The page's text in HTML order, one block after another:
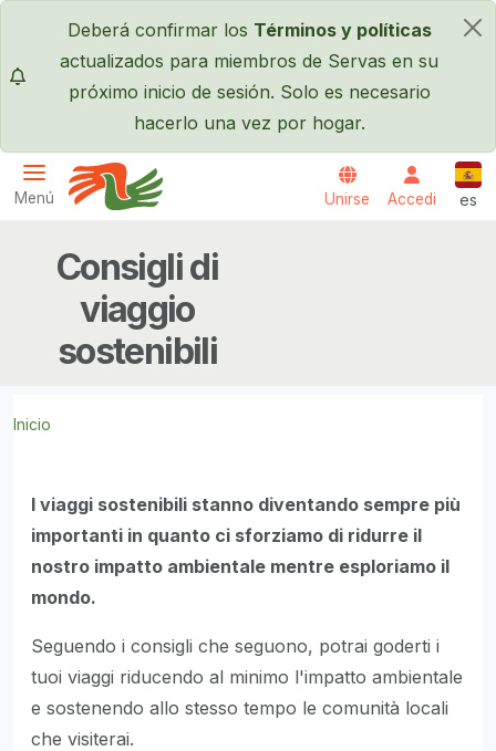
Pasar al contenido principal
×
Deberá confirmar los Términos y políticas
actualizados para miembros de Servas en su
próximo inicio de sesión. Solo es necesario
hacerlo una vez por hogar.
Menú Unirse Accedi es
Consigli di
viaggio
sostenibili
Inicio
I viaggi sostenibili stanno diventando sempre più
importanti in quanto ci sforziamo di ridurre il
nostro impatto ambientale mentre esploriamo il
mondo.
Seguendo i consigli che seguono, potrai goderti i
tuoi viaggi riducendo al minimo l'impatto ambientale
e sostenendo allo stesso tempo le comunità locali
che visiterai.